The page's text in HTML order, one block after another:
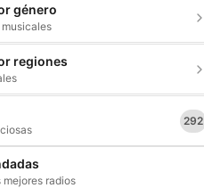
género
regiones
292
mejores radios